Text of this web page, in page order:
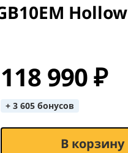
Hollow
118 990 ₽
+ 3 605 бонусов
В корзину